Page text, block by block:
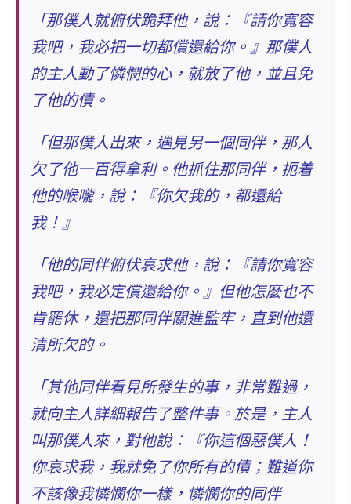
「那僕人就俯伏跪拜他，說：『請你寬容
我吧，我必把一切都償還給你。』那僕人
的主人動了憐憫的心， 就放了他，並且免
了他的債。
「但那僕人出來，遇見另一個同伴，那人
欠了他一百得拿利。他抓住那同伴，扼着
他的喉嚨，說：『你欠我的，都還給
我！』
「他的同伴俯伏哀求他，說：『請你寬容
我吧，我必定償還給你。』但他怎麼也不
肯罷休，還把那同伴關進監牢，直到他還
清所欠的。
「其他同伴看見所發生的事， 非常難過，
就向主人詳細報告了整件事。於是，主人
叫那僕人來，對他說：『你這個惡僕人！
你哀求我，我就免了你所有的債； 難道你
不該像我憐憫你一樣，憐憫你的同伴